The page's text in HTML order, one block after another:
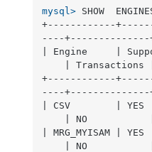
mysql> SHOW
+------------
----+--------------
| Engine     |
| Transactions
+------------
----+--------------
| CSV        | YES
| NO
| MRG_MYISAM |
| NO